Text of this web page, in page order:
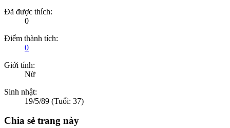
Đã được thích:
0
Điểm thành tích:
0
Giới tính:
Nữ
Sinh nhật:
19/5/89 (Tuổi: 37)
Chia sẻ trang này